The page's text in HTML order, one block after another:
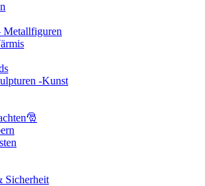
Metallfiguren
-Kunst
Sicherheit